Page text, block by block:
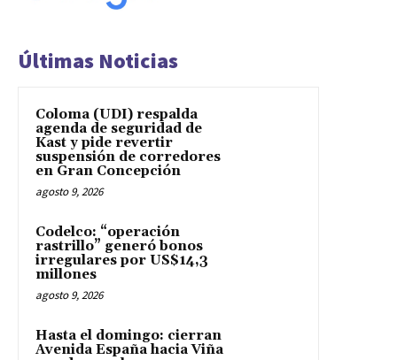
Últimas Noticias
Coloma (UDI) respalda
agenda de seguridad de
Kast y pide revertir
suspensión de corredores
en Gran Concepción
agosto 9, 2026
Codelco: “operación
rastrillo” generó bonos
irregulares por US$14,3
millones
agosto 9, 2026
Hasta el domingo: cierran
Avenida España hacia Viña